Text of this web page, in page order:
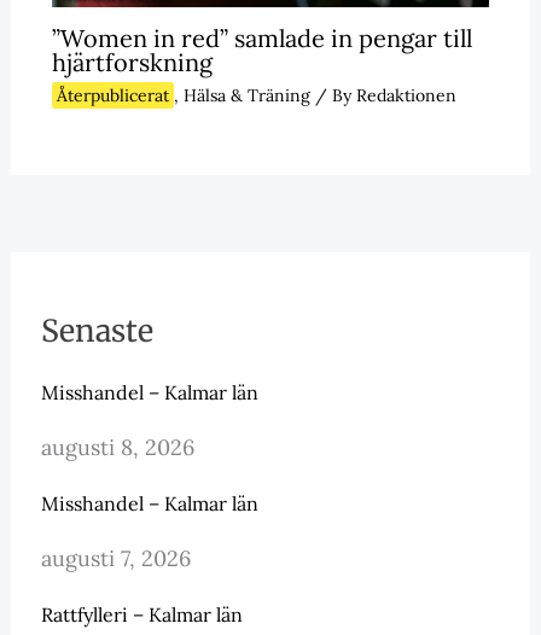
”Women in red” samlade in pengar till
hjärtforskning
Återpublicerat , Hälsa & Träning/ ByRedaktionen
Senaste
Misshandel – Kalmar län
augusti 8, 2026
Misshandel – Kalmar län
augusti 7, 2026
Rattfylleri – Kalmar län